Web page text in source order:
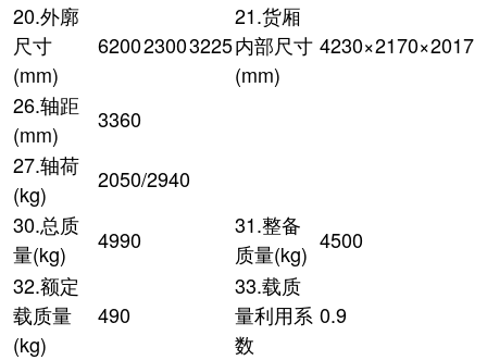
20.外廓
尺寸
(mm)
620023003225
21.货厢
内部尺寸
(mm)
4230×2170×2017
26.轴距
(mm)
3360
27.轴荷
(kg)
2050/2940
30.总质
量(kg)
4990
31.整备
质量(kg) 4500
32.额定
载质量
(kg)
490
33.载质
量利用系
数
0.9